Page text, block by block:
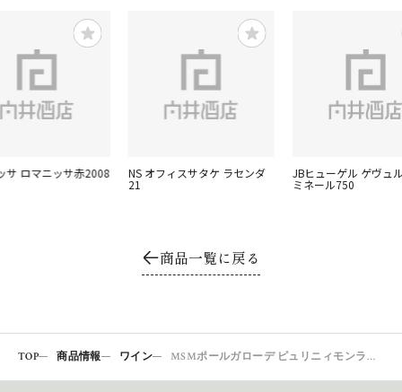
サ ロマニッサ赤2008 NS オフィスサタケ ラセンダ
21
JBヒューゲル ゲヴュ
ミネール750
商品一覧に戻る
TOP 商品情報 ワイン MSMポールガローデ ピュリニィモンラッシュ20